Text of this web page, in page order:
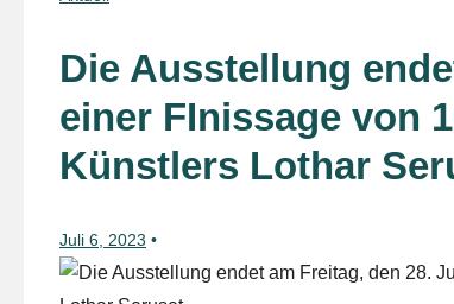
Die Ausstellung
einer FInissage von
Künstlers Lothar
Juli 6, 2023